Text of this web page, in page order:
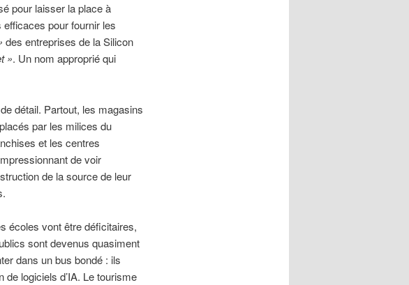
pour laisser la place à
pour fournir les
des entreprises de la Silicon
». Un nom approprié qui
détail. Partout, les magasins
par les milices du
et les centres
de voir
de la source de leur
écoles vont être déficitaires,
sont devenus quasiment
dans un bus bondé : ils
de logiciels d’IA. Le tourisme